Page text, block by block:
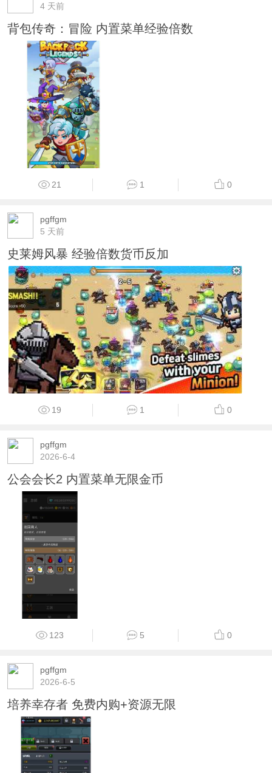
4 天前
背包传奇：冒险 内置菜单经验倍数
21 1 0
pgffgm
5 天前
史莱姆风暴 经验倍数货币反加
19 1 0
pgffgm
2026-6-4
公会会长2 内置菜单无限金币
123 5 0
pgffgm
2026-6-5
培养幸存者 免费内购+资源无限